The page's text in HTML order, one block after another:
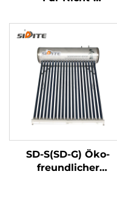
SD-S(SD-G) Öko-
freundlicher